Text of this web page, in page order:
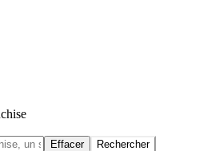
Effacer Rechercher